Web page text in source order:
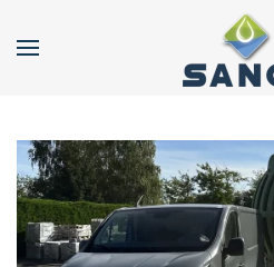
Accéder au contenu principal